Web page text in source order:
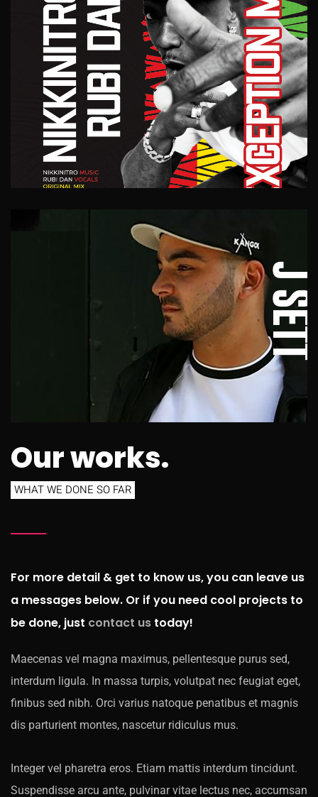
Our works.
WHAT WE DONE SO FAR
For more detail & get to know us, you can leave us
a messages below. Or if you need cool projects to
be done, just contact us today!
Maecenas vel magna maximus, pellentesque purus sed,
interdum ligula. In massa turpis, volutpat nec feugiat eget,
finibus sed nibh. Orci varius natoque penatibus et magnis
dis parturient montes, nascetur ridiculus mus.
Integer vel pharetra eros. Etiam mattis interdum tincidunt.
Suspendisse arcu ante, pulvinar vitae lectus nec, accumsan